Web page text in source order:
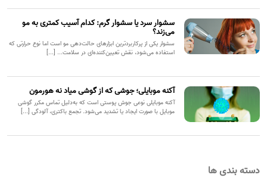
سشوار سرد یا سشوار گرم: کدام آسیب کمتری به مو
می‌زند؟
سشوار یکی از پرکاربردترین ابزارهای حالت‌دهی مو است اما نوع حرارتی که
استفاده می‌شود، نقش تعیین‌کننده‌ای در سلامت... [...]
آکنه موبایلی؛ جوشی که از گوشی میاد نه هورمون
آکنه موبایلی نوعی جوش پوستی است که به‌دلیل تماس مکرر گوشی
موبایل با صورت ایجاد یا تشدید می‌شود. تجمع باکتری، آلودگی [...]
دسته بندی ها